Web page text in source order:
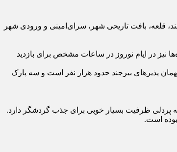
قلعه، بافت تاریحی شهر، سرای‌امینی و ورودی شهر
در ایام نوروز در ساعات مشخص برای بازدید
پذیر‌های بیرجند حدود هزار نفر است و سه پارک
پردلی ظرفیت بسیار خوبی برای جذب گردشگر دارد.
است.